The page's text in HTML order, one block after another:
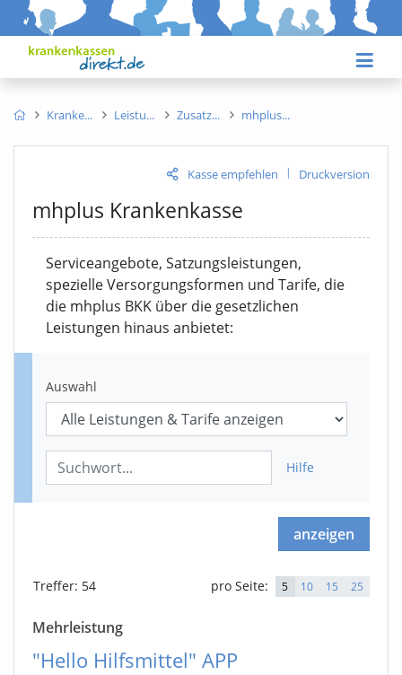
Kranke Leistu Zusatz mhplus
Kasse empfehlen | Druckversion
mhplus Krankenkasse
Serviceangebote, Satzungsleistungen,
spezielle Versorgungsformen und Tarife, die
die mhplus BKK über die gesetzlichen
Leistungen hinaus anbietet:
Auswahl
Hilfe
anzeigen
Treffer: 54 pro Seite: 5 10 15 25
Mehrleistung
"Hello Hilfsmittel" APP